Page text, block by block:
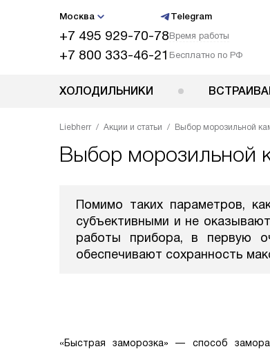
Москва Telegram
+7 495 929-70-78Время работы
+7 800 333-46-21 Бесплатно по РФ
ХОЛОДИЛЬНИКИ
Liebherr Акции и статьи Выбор морозильной
Выбор морозильной
Помимо таких параметров,
субъективными и не
работы прибора, в первую
обеспечивают сохранность
«Быстрая заморозка» — способ